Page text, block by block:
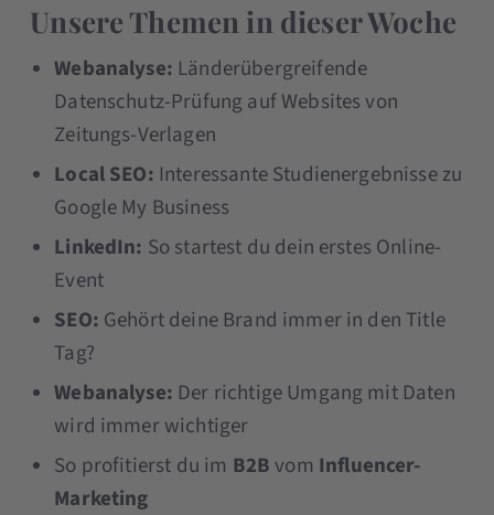
Unsere Themen in dieser Woche
Webanalyse: Länderübergreifende
Datenschutz-Prüfung auf Websites von
Zeitungs-Verlagen
Local SEO: Interessante Studienergebnisse zu
Google My Business
LinkedIn: So startest du dein erstes Online-
Event
SEO: Gehört deine Brand immer in den Title
Tag?
Webanalyse: Der richtige Umgang mit Daten
wird immer wichtiger
So profitierst du im B2Bvom Influencer-
Marketing